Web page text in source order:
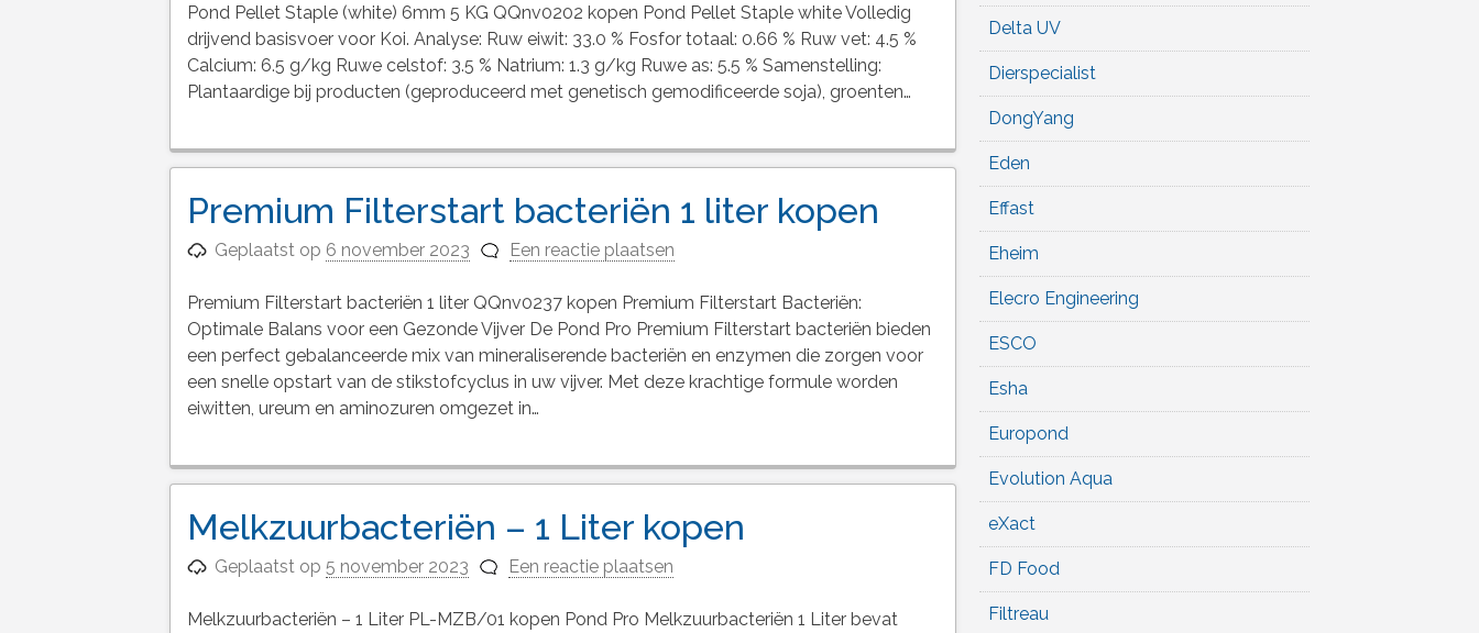
Pond Pellet Staple (white) 6mm 5 KG QQnv0202 kopen Pond Pellet Staple white Volledig
drijvend basisvoer voor Koi. Analyse: Ruw eiwit: 33.0 % Fosfor totaal: 0.66 % Ruw vet: 4.5 %
Calcium: 6.5 g/kg Ruwe celstof: 3.5 % Natrium: 1.3 g/kg Ruwe as: 5.5 % Samenstelling:
Plantaardige bij producten (geproduceerd met genetisch gemodificeerde soja), groenten…
Premium Filterstart bacteriën 1 liter kopen
Geplaatst op 6 november 2023 Een reactie plaatsen
Premium Filterstart bacteriën 1 liter QQnv0237 kopen Premium Filterstart Bacteriën:
Optimale Balans voor een Gezonde Vijver De Pond Pro Premium Filterstart bacteriën bieden
een perfect gebalanceerde mix van mineraliserende bacteriën en enzymen die zorgen voor
een snelle opstart van de stikstofcyclus in uw vijver. Met deze krachtige formule worden
eiwitten, ureum en aminozuren omgezet in…
Melkzuurbacteriën – 1 Liter kopen
Geplaatst op5 november 2023 Een reactie plaatsen
Melkzuurbacteriën – 1 Liter PL-MZB/01 kopen Pond Pro Melkzuurbacteriën 1 Liter bevat
Delta UV
Dierspecialist
DongYang
Eden
Effast
Eheim
Elecro Engineering
ESCO
Esha
Europond
Evolution Aqua
eXact
FD Food
Filtreau